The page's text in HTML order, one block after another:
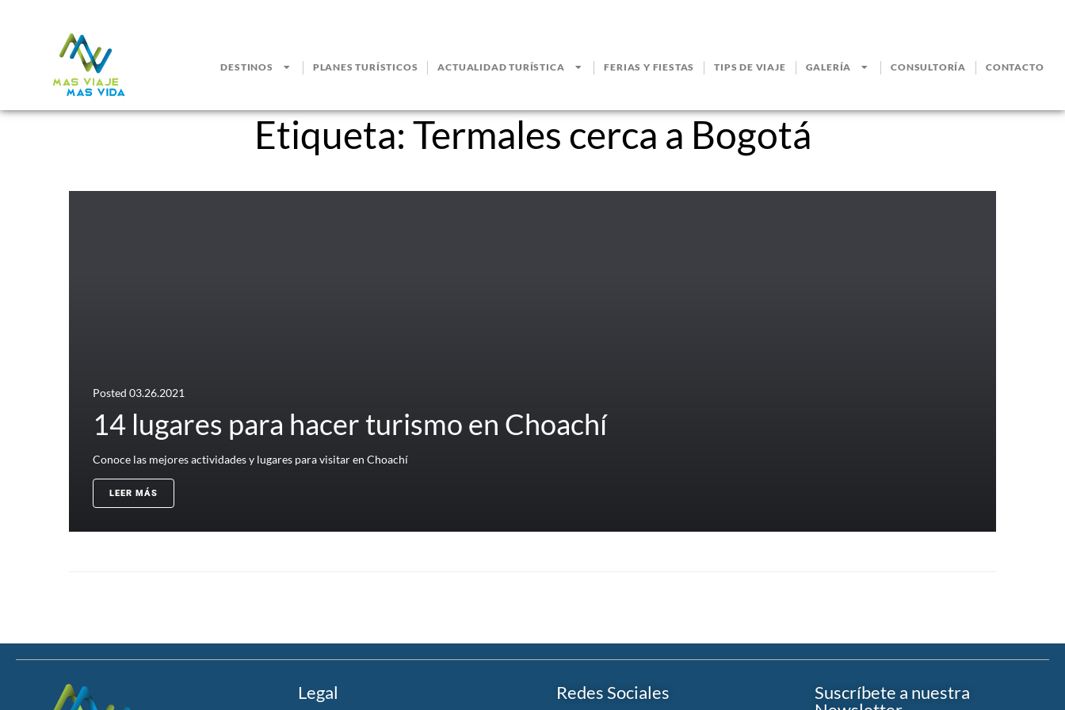
DESTINOS PLANES TURÍSTICOS ACTUALIDAD TURÍSTICA FERIAS Y FIESTAS TIPS DE VIAJE GALERÍA CONSULTORÍA CONTACTO
Etiqueta: Termales cerca a Bogotá
Posted 03.26.2021
14 lugares para hacer turismo en Choachí
Conoce las mejores actividades y lugares para visitar en Choachí
LEER MÁS
Legal Redes Sociales
Suscríbete a nuestra